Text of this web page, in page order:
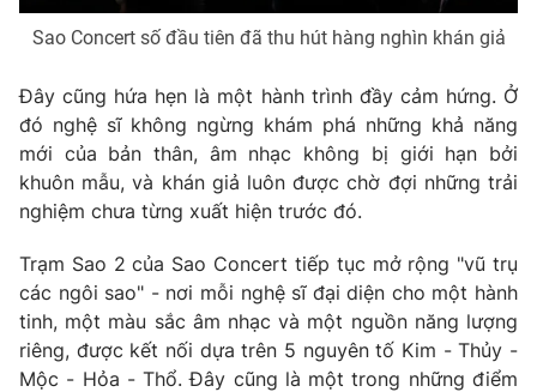
THỜI BÁO VTV
Theo dõi báo trên
Cơ quan chủ quản:Đài Truyền hình Việt Nam
Cơ quan báo chí:Thời báo VTV
Giấy phép hoạt động báo in và báo điện tử số 483/GP-BTTTT
cấp ngày 29/12/2023
Sao Concert số đầu tiên đã thu hút hàng nghìn khán giả
Đây cũng hứa hẹn là một hành trình đầy cảm hứng. Ở
đó nghệ sĩ không ngừng khám phá những khả năng
mới của bản thân, âm nhạc không bị giới hạn bởi
khuôn mẫu, và khán giả luôn được chờ đợi những trải
nghiệm chưa từng xuất hiện trước đó.
Trạm Sao 2 của Sao Concert tiếp tục mở rộng "vũ trụ
các ngôi sao" - nơi mỗi nghệ sĩ đại diện cho một hành
tinh, một màu sắc âm nhạc và một nguồn năng lượng
riêng, được kết nối dựa trên 5 nguyên tố Kim - Thủy -
Mộc - Hỏa - Thổ. Đây cũng là một trong những điểm